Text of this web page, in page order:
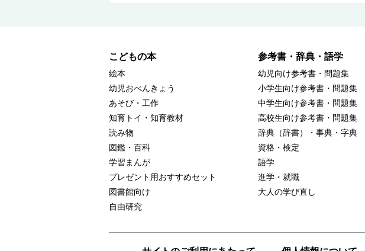
こどもの本
絵本
幼児おべんきょう
あそび・工作
知育トイ・知育教材
読み物
図鑑・百科
学習まんが
プレゼント用おすすめセット
図書館向け
自由研究
参考書・辞典・語学
幼児向け参考書・問題集
小学生向け参考書・問題集
中学生向け参考書・問題集
高校生向け参考書・問題集
辞典（辞書）・事典・字典
資格・検定
語学
進学・就職
大人の学び直し